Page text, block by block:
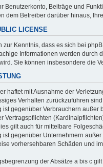
Benutzerkonto, Beiträge und
dem Betreiber darüber hinaus,
LICENSE
zur Kenntnis, dass es sich bei
Informationen werden durch
Sie können insbesondere die
haftet mit Ausnahme der
Verhalten zurückzuführen
ist gegenüber Verbrauchern
Vertragspflichten
gilt auch für mittelbare
ist gegenüber Unternehmern
vorhersehbaren Schäden und
der Absätze a bis c